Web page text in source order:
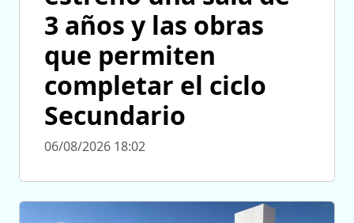
3 años y las obras
que permiten
completar el ciclo
Secundario
06/08/2026 18:02